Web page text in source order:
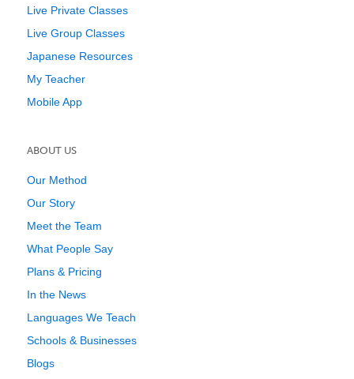
Live Private Classes
Live Group Classes
Japanese Resources
My Teacher
Mobile App
ABOUT US
Our Method
Our Story
Meet the Team
What People Say
Plans & Pricing
In the News
Languages We Teach
Schools & Businesses
Blogs